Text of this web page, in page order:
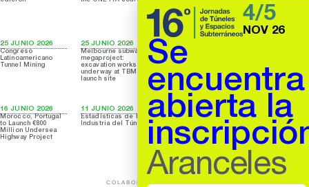
next year
cupos son
limitados. Sumate
25 JUNIO 2026
Congreso
Latinoamericano
Tunnel Mining
25 JUNIO 2026
Melbourne subway
megaproject:
excavation works
underway at TBM
launch site
23 JUNIO 2026
Tunnelling Works
For $5.58B Of Dubai
Metro Blue Line
Launched
successfully
immersed
16 JUNIO 2026
Morocco, Portugal
to Launch €800
Million Undersea
Highway Project
11 JUNIO 2026
Estadísticas de la
Industria del Túnel
11 JUNIO 2026
MMRDA completes
Orange Gate project
9 JUNIO 2026
TBM removal
begins after
completion of
Sydney Metro West
tunnels
COLABORAN CON AATES
4/5
NOV 26
Se
encuentra
abierta la
Aranceles